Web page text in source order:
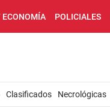
ECONOMÍA POLICIALES
Clasificados Necrológicas